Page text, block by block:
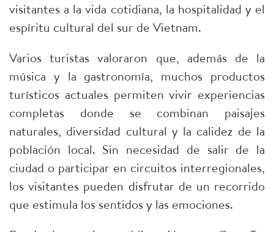
visitantes a la vida cotidiana, la hospitalidad y el
espíritu cultural del sur de Vietnam.
Varios turistas valoraron que, además de la
música y la gastronomía, muchos productos
turísticos actuales permiten vivir experiencias
completas donde se combinan paisajes
naturales, diversidad cultural y la calidez de la
población local. Sin necesidad de salir de la
ciudad o participar en circuitos interregionales,
los visitantes pueden disfrutar de un recorrido
que estimula los sentidos y las emociones.